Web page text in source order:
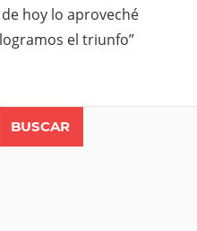
hoy lo aproveché
el triunfo”